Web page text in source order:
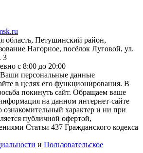
область, Петушинский район,
Нагорное, посёлок Луговой, ул.
3
с 8:00 до 20:00
персональные данные
в целях его функционирования. В
покинуть сайт. Обращаем ваше
на данном интернет-сайте
ознакомительный характер и ни при
публичной офертой,
Статьи 437 Гражданского кодекса
и Пользовательское